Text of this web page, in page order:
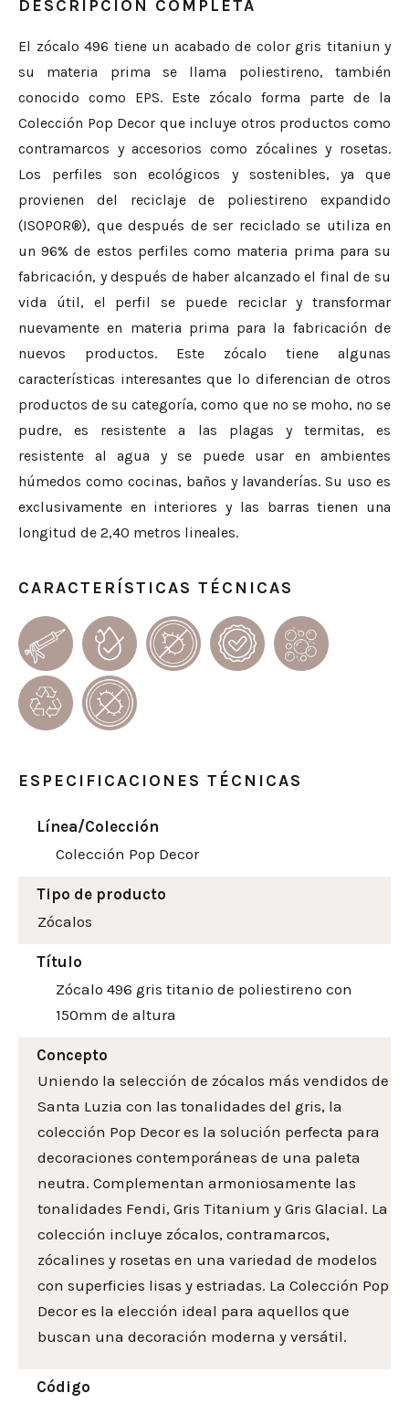
DESCRIPCIÓN COMPLETA
El zócalo 496 tiene un acabado de color gris titaniun y
su materia prima se llama poliestireno, también
conocido como EPS. Este zócalo forma parte de la
Colección Pop Decor que incluye otros productos como
contramarcos y accesorios como zócalines y rosetas.
Los perfiles son ecológicos y sostenibles, ya que
provienen del reciclaje de poliestireno expandido
(ISOPOR®), que después de ser reciclado se utiliza en
un 96% de estos perfiles como materia prima para su
fabricación, y después de haber alcanzado el final de su
vida útil, el perfil se puede reciclar y transformar
nuevamente en materia prima para la fabricación de
nuevos productos. Este zócalo tiene algunas
características interesantes que lo diferencian de otros
productos de su categoría, como que no se moho, no se
pudre, es resistente a las plagas y termitas, es
resistente al agua y se puede usar en ambientes
húmedos como cocinas, baños y lavanderías. Su uso es
exclusivamente en interiores y las barras tienen una
longitud de 2,40 metros lineales.
CARACTERÍSTICAS TÉCNICAS
ESPECIFICACIONES TÉCNICAS
Línea/Colección
Colección Pop Decor
Tipo de producto
Zócalos
Título
Zócalo 496 gris titanio de poliestireno con
150mm de altura
Concepto
Uniendo la selección de zócalos más vendidos de
Santa Luzia con las tonalidades del gris, la
colección Pop Decor es la solución perfecta para
decoraciones contemporáneas de una paleta
neutra. Complementan armoniosamente las
tonalidades Fendi, Gris Titanium y Gris Glacial. La
colección incluye zócalos, contramarcos,
zócalines y rosetas en una variedad de modelos
con superficies lisas y estriadas. La Colección Pop
Decor es la elección ideal para aquellos que
buscan una decoración moderna y versátil.
Código